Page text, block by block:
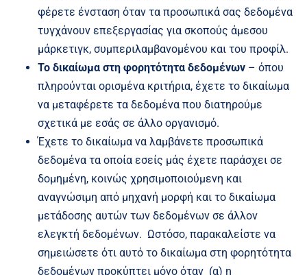
φέρετε ένσταση όταν τα προσωπικά σας δεδομένα
τυγχάνουν επεξεργασίας για σκοπούς άμεσου
μάρκετιγκ, συμπεριλαμβανομένου και του προφίλ.
Το δικαίωμα στη φορητότητα δεδομένων – όπου
πληρούνται ορισμένα κριτήρια, έχετε το δικαίωμα
να μεταφέρετε τα δεδομένα που διατηρούμε
σχετικά με εσάς σε άλλο οργανισμό.
Έχετε το δικαίωμα να λαμβάνετε προσωπικά
δεδομένα τα οποία εσείς μάς έχετε παράσχει σε
δομημένη, κοινώς χρησιμοποιούμενη και
αναγνώσιμη από μηχανή μορφή και το δικαίωμα
μετάδοσης αυτών των δεδομένων σε άλλον
ελεγκτή δεδομένων. Ωστόσο, παρακαλείστε να
σημειώσετε ότι αυτό το δικαίωμα στη φορητότητα
δεδομένων προκύπτει μόνο όταν (α) η